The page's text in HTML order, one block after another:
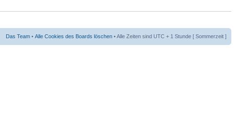
Das Team • Alle Cookies des Boards löschen • Alle Zeiten sind UTC + 1 Stunde [ Sommerzeit ]